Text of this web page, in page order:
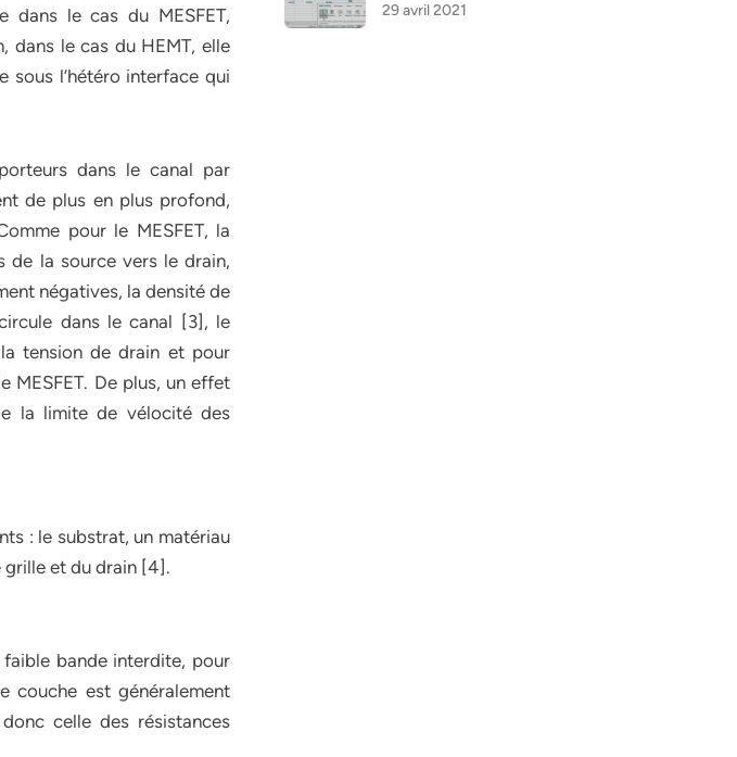
le cas du MESFET,
dans le cas du HEMT, elle
sous l’hétéro interface qui
dans le canal par
de plus en plus profond,
pour le MESFET, la
de la source vers le drain,
négatives, la densité de
dans le canal [3], le
tension de drain et pour
MESFET. De plus, un effet
la limite de vélocité des
: le substrat, un matériau
grille et du drain [4].
bande interdite, pour
couche est généralement
celle des résistances
29 avril 2021